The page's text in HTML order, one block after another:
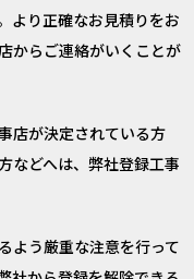
より正確なお見積りをお
からご連絡がいくことが
店が決定されている方
などへは、弊社登録工事
よう厳重な注意を行って